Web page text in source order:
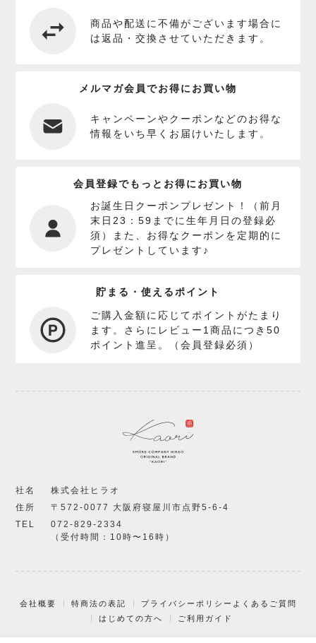
商品や配送に不備がございます場合に
は返品・交換させていただきます。
メルマガ会員でお得にお買い物
キャンペーンやクーポンなどのお得な
情報をいち早くお届けいたします。
会員登録でもっとお得にお買い物
お誕生日クーポンプレゼント！（前月
末日23：59までに生年月日の登録必
須）また、お得なクーポンを定期的に
プレゼントしています♪
貯まる・使えるポイント
ご購入金額に応じてポイントがたまり
ます。さらにレビュー1商品につき50
ポイント進呈。（会員登録必須）
社名
株式会社ヒラオ
住所
〒572-0077 大阪府寝屋川市点野5-6-4
TEL
072-829-2334
（受付時間：10時〜16時）
会社概要 特商法の表記 プライバシーポリシー よくあるご質問
はじめての方へ
ご利用ガイド